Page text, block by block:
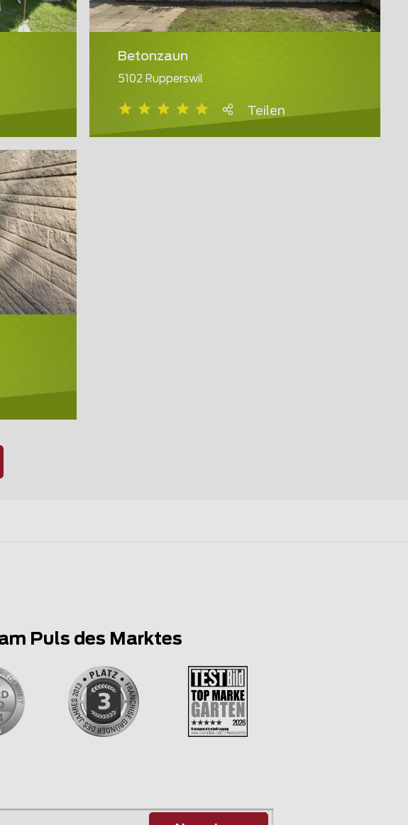
Betonzaun
5102 Rupperswil
Teilen
Puls des Marktes